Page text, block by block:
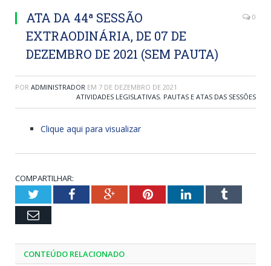
ATA DA 44ª SESSÃO
EXTRAODINÁRIA, DE 07 DE
DEZEMBRO DE 2021 (SEM PAUTA)
0
POR ADMINISTRADOR EM 7 DE DEZEMBRO DE 2021
ATIVIDADES LEGISLATIVAS, PAUTAS E ATAS DAS SESSÕES
Clique aqui para visualizar
COMPARTILHAR:
TwitterFacebookGoogle+PinterestLinkedInTumblr
Email
CONTEÚDO RELACIONADO